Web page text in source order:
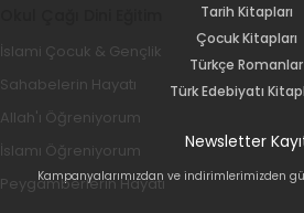
İslami Çocuk & Gençlik
Sahabelerin Hayatı
Allah'ı Öğreniyorum
İslamı Öğreniyorum
Peygamberlerin Hayatı
Tarih Kitapları
Çocuk Kitapları
Türkçe Romanlar
Türk Edebiyatı
Newsletter
Kampanyalarımızdan ve indirimlerimizden